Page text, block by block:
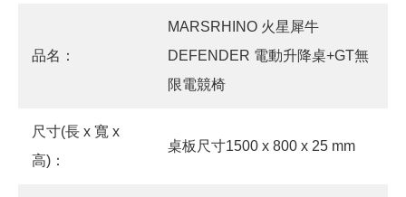
品名：
MARSRHINO 火星犀牛
DEFENDER 電動升降桌+GT無
限電競椅
尺寸(長 x 寬 x
高)：
桌板尺寸1500 x 800 x 25 mm